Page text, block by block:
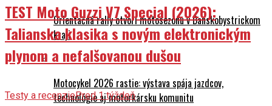
Orientačná rally otvorí motosezónu v Banskobystrickom
kraji
Motocykel 2026 rastie: výstava spája jazdcov,
technológie aj motorkársku komunitu
TEST Moto Guzzi V7 Special (2026):
Talianska klasika s novým elektronickým
plynom a nefalšovanou dušou
Testy a recenziePred 1 týždeň